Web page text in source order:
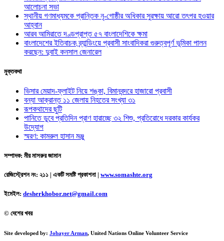
আলোচনা সভা
স্থানীয় গণমাধ্যমকে প্রান্তিক নৃ-গোষ্ঠীর অধিকার সুরক্ষায় আরো তৎপর হওয়ার
আহ্বান
আরব আমিরাতে দণ্ডপ্রাপ্ত ৫৭ বাংলাদেশিকে ক্ষমা
বাংলাদেশের ইতিবাচক ব্র্যান্ডিংয়ে প্রবাসী সাংবাদিকরা গুরুত্বপূর্ণ ভূমিকা পালন
করছেন: দুবাই কনসাল জেনারেল
মুক্তকথা
ভিসার মেয়াদ-ফ্লাইট নিয়ে শঙ্কা, বিমানবন্দরে হাজারো প্রবাসী
বন্যা আক্রান্ত ১১ জেলায় নিহতের সংখ্যা ৩১
রূপকথাদের ছুটি
পানিতে ডুবে প্রতিদিন প্রাণ হারাচ্ছে ৩২ শিশু, প্রতিরোধে দরকার কার্যকর
উদ্যোগ
স্মরণ: কামরুল হাসান মঞ্জু
সম্পাদক: মীর মাসরুর জামান
রেজিস্ট্রেশন নং: ২১১ | একটি সমষ্টি প্রকাশনা | www.somashte.org
ইমেইল: desherkhobor.net@gmail.com
© দেশের খবর
Site developed by: Jobayer Arman, United Nations Online Volunteer Service